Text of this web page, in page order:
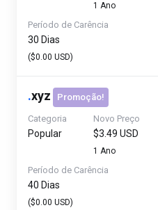
1 Ano
Período de Carência
30 Dias
($0.00 USD)
.xyz Promoção!
Categoria
Popular
Novo Preço
$3.49 USD
1 Ano
Período de Carência
40 Dias
($0.00 USD)